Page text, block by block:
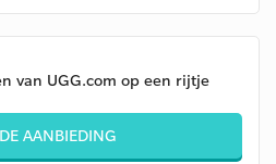
van UGG.com op een rijtje
AANBIEDING